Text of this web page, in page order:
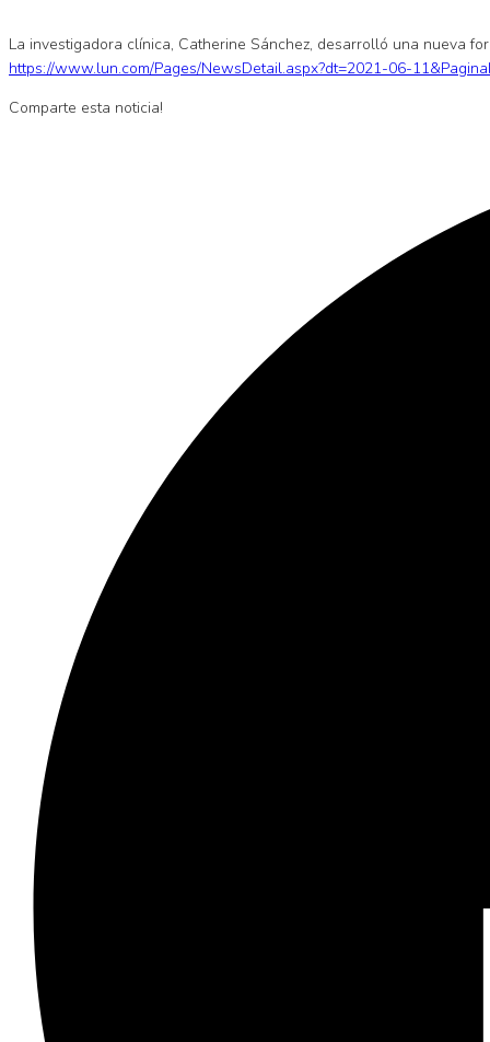
La investigadora clínica, Catherine Sánchez, desarrolló una nueva
https://www.lun.com/Pages/NewsDetail.aspx?dt=2021-06-
Comparte esta noticia!